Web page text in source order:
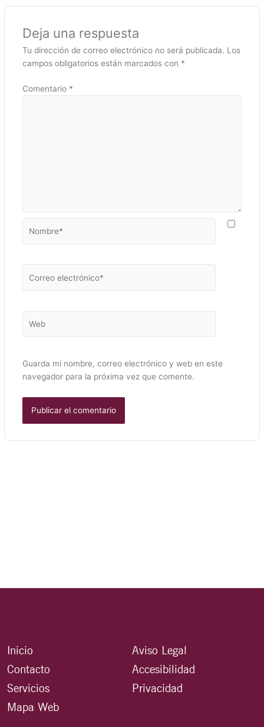
Deja una respuesta
Tu dirección de correo electrónico no será publicada. Los
campos obligatorios están marcados con *
Comentario *
electrónico*
Guarda mi nombre, correo electrónico y web en este
navegador para la próxima vez que comente.
Inicio
Contacto
Servicios
Mapa Web
Aviso Legal
Accesibilidad
Privacidad